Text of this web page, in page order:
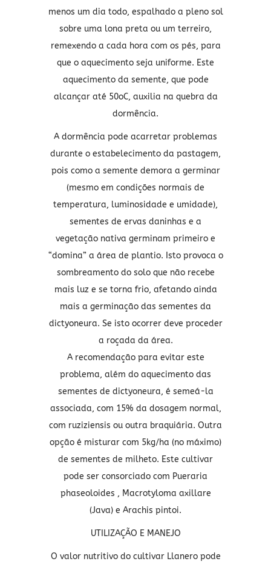
menos um dia todo, espalhado a pleno sol
sobre uma lona preta ou um terreiro,
remexendo a cada hora com os pés, para
que o aquecimento seja uniforme. Este
aquecimento da semente, que pode
alcançar até 50oC, auxilia na quebra da
dormência.
A dormência pode acarretar problemas
durante o estabelecimento da pastagem,
pois como a semente demora a germinar
(mesmo em condições normais de
temperatura, luminosidade e umidade),
sementes de ervas daninhas e a
vegetação nativa germinam primeiro e
“domina” a área de plantio. Isto provoca o
sombreamento do solo que não recebe
mais luz e se torna frio, afetando ainda
mais a germinação das sementes da
dictyoneura. Se isto ocorrer deve proceder
a roçada da área.
A recomendação para evitar este
problema, além do aquecimento das
sementes de dictyoneura, é semeá-la
associada, com 15% da dosagem normal,
com ruziziensis ou outra braquiária. Outra
opção é misturar com 5kg/ha (no máximo)
de sementes de milheto. Este cultivar
pode ser consorciado com Pueraria
phaseoloides , Macrotyloma axillare
(Java) e Arachis pintoi.
UTILIZAÇÃO E MANEJO
O valor nutritivo do cultivar Llanero pode